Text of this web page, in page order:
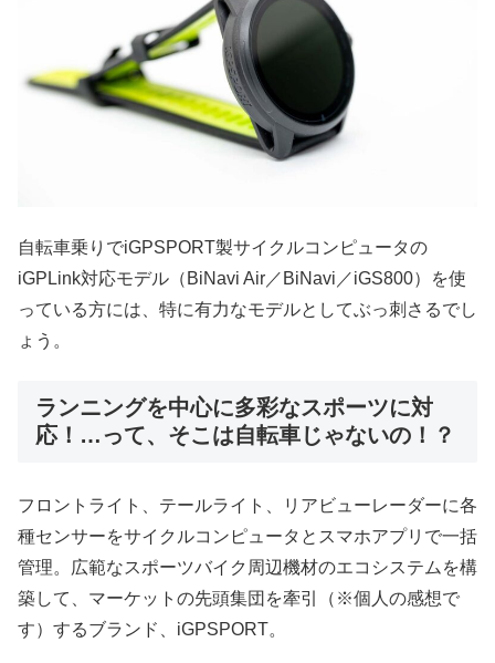
自転車乗りでiGPSPORT製サイクルコンピュータの
iGPLink対応モデル（BiNavi Air／BiNavi／iGS800）を使
っている方には、特に有力なモデルとしてぶっ刺さるでし
ょう。
ランニングを中心に多彩なスポーツに対
応！…って、そこは自転車じゃないの！？
フロントライト、テールライト、リアビューレーダーに各
種センサーをサイクルコンピュータとスマホアプリで一括
管理。広範なスポーツバイク周辺機材のエコシステムを構
築して、マーケットの先頭集団を牽引（※個人の感想で
す）するブランド、iGPSPORT。